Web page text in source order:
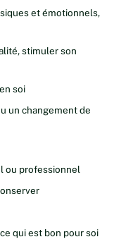
et émotionnels,
stimuler son
soi
un changement de
ou professionnel
qui est bon pour soi